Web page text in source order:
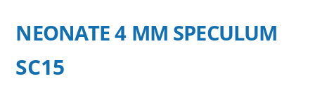
NEONATE 4 MM SPECULUM
SC15